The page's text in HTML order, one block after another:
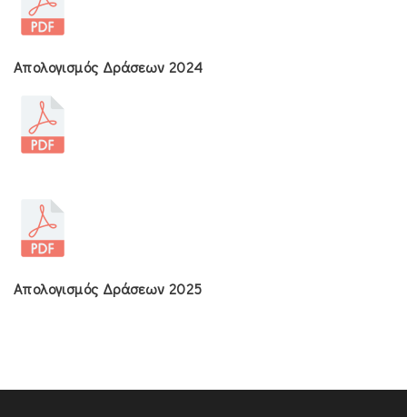
Απολογισμός Δράσεων 2024
Απολογισμός Δράσεων 2025